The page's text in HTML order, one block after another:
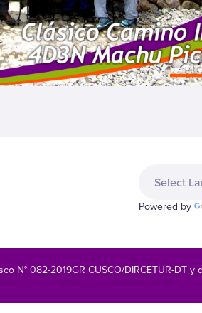
Powered by
N° 082-2019GR CUSCO/DIRCETUR-DT y